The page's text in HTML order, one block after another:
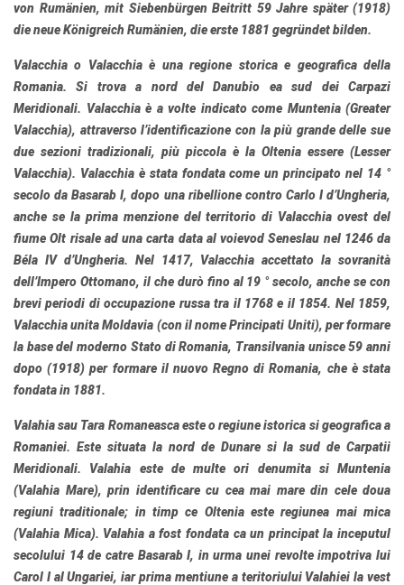
von Rumänien, mit Siebenbürgen Beitritt 59 Jahre später (1918)
die neue Königreich Rumänien, die erste 1881 gegründet bilden.
Valacchia o Valacchiaè una regione storica e geografica della
Romania. Si trova a nord del Danubio ea sud dei Carpazi
Meridionali. Valacchia è a volte indicato come Muntenia(Greater
Valacchia), attraverso l’identificazione con la più grande delle sue
due sezioni tradizionali, più piccola è la Oltenia essere (Lesser
Valacchia). Valacchia è stata fondata come un principato nel 14 °
secolo da Basarab I, dopo una ribellione contro Carlo I d’Ungheria,
anche se la prima menzione del territorio di Valacchia ovest del
fiume Olt risale ad una carta data al voievod Seneslau nel 1246 da
Béla IV d’Ungheria. Nel 1417, Valacchia accettato la sovranità
dell’Impero Ottomano, il che durò fino al 19 ° secolo, anche se con
brevi periodi di occupazione russa tra il 1768 e il 1854. Nel 1859,
Valacchia unita Moldavia (con il nome Principati Uniti), per formare
la base del moderno Stato di Romania, Transilvania unisce 59 anni
dopo (1918) per formare il nuovo Regno di Romania, che è stata
fondata in 1881.
Valahiasau Tara Romaneascaeste o regiune istorica si geografica a
Romaniei. Este situata la nord de Dunare si la sud de Carpatii
Meridionali. Valahia este de multe ori denumita si Muntenia
(Valahia Mare), prin identificare cu cea mai mare din cele doua
regiuni traditionale; in timp ce Olteniaeste regiunea mai mica
(Valahia Mica). Valahia a fost fondata ca un principat la inceputul
secolului 14 de catre Basarab I, in urma unei revolte impotriva lui
Carol I al Ungariei, iar prima mentiune a teritoriului Valahiei la vest